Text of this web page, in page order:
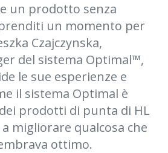
un prodotto senza
un momento per
Czajczynska,
del sistema Optimal™,
le sue esperienze e
il sistema Optimal è
prodotti di punta di HL
migliorare qualcosa che
ottimo.